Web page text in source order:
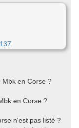
Mbk en Corse ?
en Corse ?
n'est pas listé ?